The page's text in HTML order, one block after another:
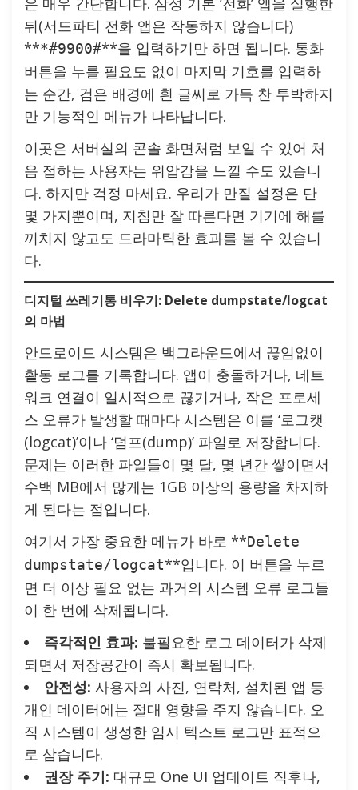
뒤(서드파티 전화 앱은 작동하지 않습니다)
***#9900#**을 입력하기만 하면 됩니다. 통화
버튼을 누를 필요도 없이 마지막 기호를 입력하
는 순간, 검은 배경에 흰 글씨로 가득 찬 투박하지
만 기능적인 메뉴가 나타납니다.
이곳은 서버실의 콘솔 화면처럼 보일 수 있어 처
음 접하는 사용자는 위압감을 느낄 수도 있습니
다. 하지만 걱정 마세요. 우리가 만질 설정은 단
몇 가지뿐이며, 지침만 잘 따른다면 기기에 해를
끼치지 않고도 드라마틱한 효과를 볼 수 있습니
다.
디지털 쓰레기통 비우기: Delete dumpstate/logcat
의 마법
안드로이드 시스템은 백그라운드에서 끊임없이
활동 로그를 기록합니다. 앱이 충돌하거나, 네트
워크 연결이 일시적으로 끊기거나, 작은 프로세
스 오류가 발생할 때마다 시스템은 이를 ‘로그캣
(logcat)’이나 ‘덤프(dump)’ 파일로 저장합니다.
문제는 이러한 파일들이 몇 달, 몇 년간 쌓이면서
수백 MB에서 많게는 1GB 이상의 용량을 차지하
게 된다는 점입니다.
여기서 가장 중요한 메뉴가 바로 **Delete
dumpstate/logcat**입니다. 이 버튼을 누르
면 더 이상 필요 없는 과거의 시스템 오류 로그들
이 한 번에 삭제됩니다.
즉각적인 효과: 불필요한 로그 데이터가 삭제
되면서 저장공간이 즉시 확보됩니다.
안전성: 사용자의 사진, 연락처, 설치된 앱 등
개인 데이터에는 절대 영향을 주지 않습니다. 오
직 시스템이 생성한 임시 텍스트 로그만 표적으
로 삼습니다.
권장 주기: 대규모 One UI 업데이트 직후나,